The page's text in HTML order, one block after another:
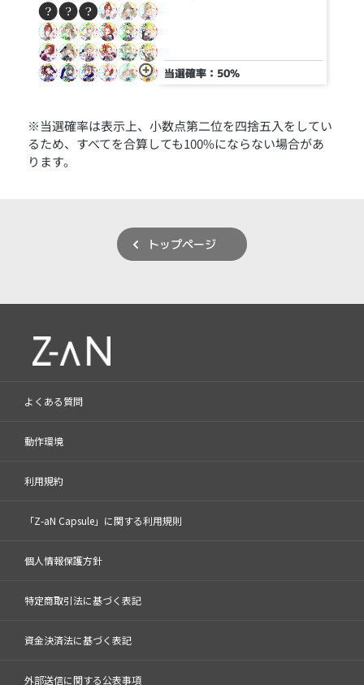
当選確率：50%
※当選確率は表示上、小数点第二位を四捨五入をしてい
るため、すべてを合算しても100%にならない場合があ
ります。
トップページ
よくある質問
動作環境
利用規約
「Z-aN Capsule」に関する利用規則
個人情報保護方針
特定商取引法に基づく表記
資金決済法に基づく表記
外部送信に関する公表事項